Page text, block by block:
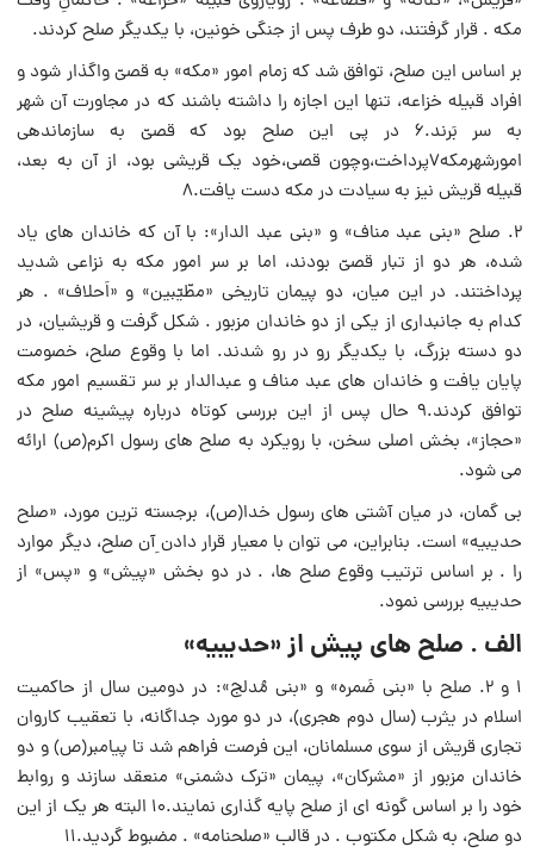
مکه . قرار گرفتند، دو طرف پس از جنگى خونین، با یکدیگر صلح کردند.
بر اساس این صلح، توافق شد که زمام امور «مکه» به قصىّ واگذار شود و
افراد قبیله خزاعه، تنها این اجازه را داشته باشند که در مجاورت آن شهر
به سر بَرند.۶ در پى این صلح بود که قصىّ به سازماندهى
امورشهرمکه۷پرداخت،وچون قصى،خود یک قریشى بود، از آن به بعد،
قبیله قریش نیز به سیادت در مکه دست یافت.۸
۲. صلح «بنى عبد مناف» و «بنى عبد الدار»: با آن که خاندان هاى یاد
شده، هر دو از تبار قصىّ بودند، اما بر سر امور مکه به نزاعى شدید
پرداختند. در این میان، دو پیمان تاریخى «مطّیّبین» و «اَحلاف» . هر
کدام به جانبدارى از یکى از دو خاندان مزبور . شکل گرفت و قریشیان، در
دو دسته بزرگ، با یکدیگر رو در رو شدند. اما با وقوع صلح، خصومت
پایان یافت و خاندان هاى عبد مناف و عبدالدار بر سر تقسیم امور مکه
توافق کردند.۹ حال پس از این بررسى کوتاه درباره پیشینه صلح در
«حجاز»، بخش اصلى سخن، با رویکرد به صلح هاى رسول اکرم(ص) ارائه
مى شود.
بى گمان، در میان آشتى هاى رسول خدا(ص)، برجسته ترین مورد، «صلح
حدیبیه» است. بنابراین، مى توان با معیار قرار دادن ِآن صلح، دیگر موارد
را . بر اساس ترتیب وقوع صلح ها، . در دو بخش «پیش» و «پس» از
حدیبیه بررسى نمود.
الف . صلح هاى پیش از «حدیبیه»
۱ و ۲. صلح با «بنى ضَمره» و «بنى مُدلج»: در دومین سال از حاکمیت
اسلام در یثرب (سال دوم هجرى)، در دو مورد جداگانه، با تعقیب کاروان
تجارى قریش از سوى مسلمانان، این فرصت فراهم شد تا پیامبر(ص) و دو
خاندان مزبور از «مشرکان»، پیمان «ترک دشمنى» منعقد سازند و روابط
خود را بر اساس گونه اى از صلح پایه گذارى نمایند.۱۰ البته هر یک از این
دو صلح، به شکل مکتوب . در قالب «صلحنامه» . مضبوط گردید.۱۱